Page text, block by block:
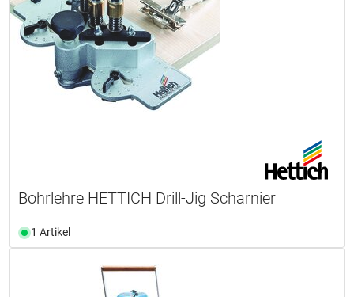
Bohrlehre HETTICH Drill-Jig Scharnier
1 Artikel